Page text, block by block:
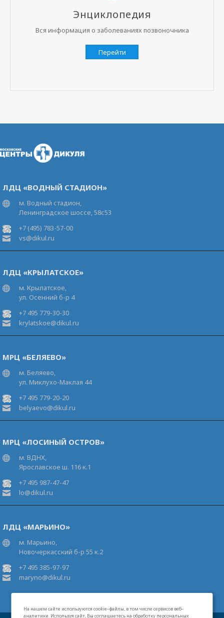
На нашем сайте используются cookie–файлы, в том числе сервисов веб–
аналитики. Используя сайт, Вы соглашаетесь на обработку персональных
Энциклопедия
Вся информация о заболеваниях позвоночника
Перейти
ЛДЦ «ВОДНЫЙ СТАДИОН»
м. Водный стадион,
Ленинградское шоссе, 58с53
+7 (495) 783-57-00
vs@dikul.ru
ЛДЦ «КРЫЛАТСКОЕ»
м. Крылатское,
ул. Осенний б-р 4
+7 495 779-30-30
krylatskoe@dikul.ru
МРЦ «БЕЛЯЕВО»
м. Беляево,
ул. Миклухо-Маклая 44
+7 495 779-20-20
belyaevo@dikul.ru
МРЦ «ЛОСИНЫЙ ОСТРОВ»
м. ВДНХ,
Ярославское ш. 116 к.1
+7 495 987-47-47
lo@dikul.ru
ЛДЦ «МАРЬИНО»
м. Марьино,
Новочеркасский б-р 55 к.2
+7 495 385-97-97
maryno@dikul.ru